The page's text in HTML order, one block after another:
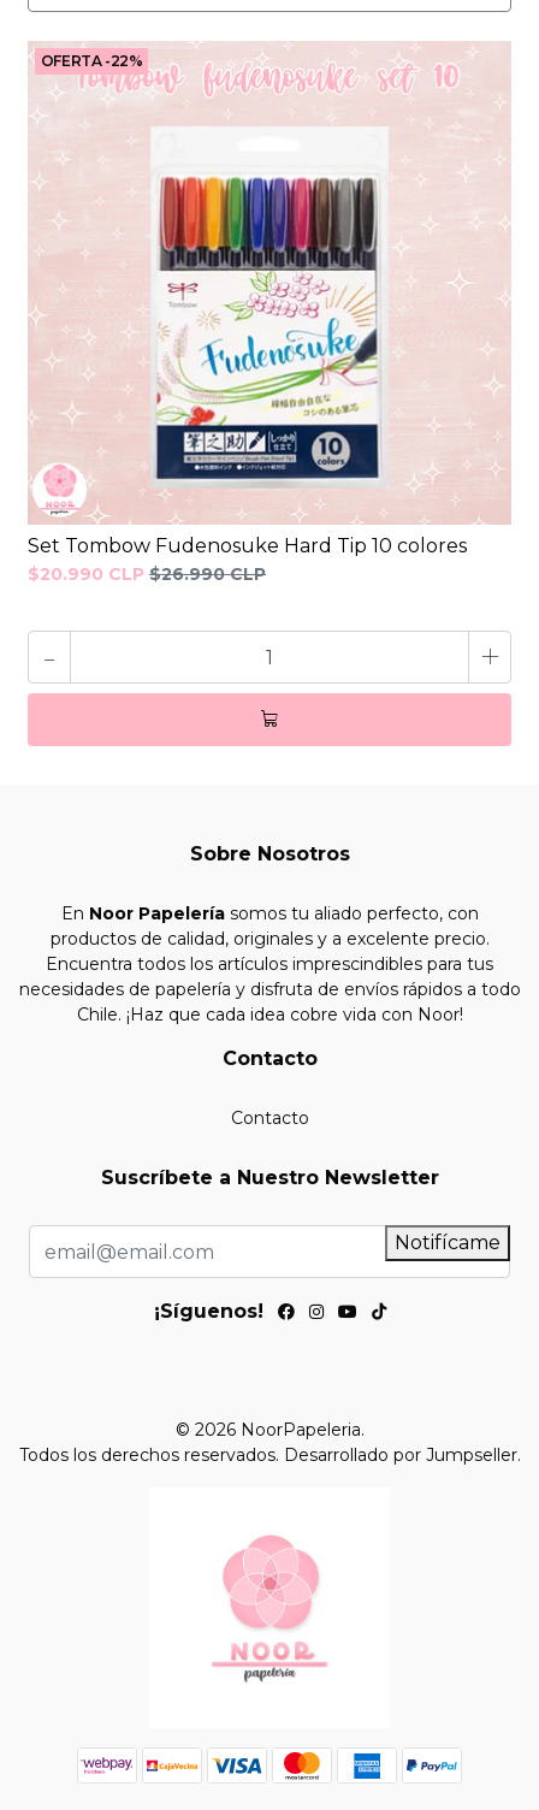
OFERTA -22%
Set Tombow Fudenosuke Hard Tip 10 colores
$20.990 CLP $26.990 CLP
- +
Sobre Nosotros
En Noor Papeleríasomos tu aliado perfecto, con
productos de calidad, originales y a excelente precio.
Encuentra todos los artículos imprescindibles para tus
necesidades de papelería y disfruta de envíos rápidos a todo
Chile. ¡Haz que cada idea cobre vida con Noor!
Contacto
Contacto
Suscríbete a Nuestro Newsletter
Notifícame
¡Síguenos!
© 2026 NoorPapeleria.
Todos los derechos reservados. Desarrollado por Jumpseller.